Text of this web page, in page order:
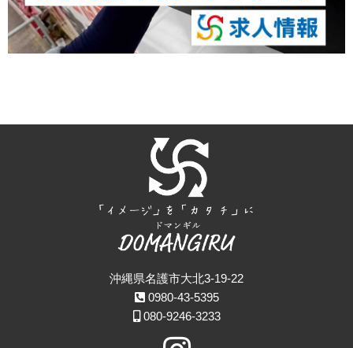
沖縄県名護市大北3-19-22
0980-43-5395
080-9246-3233